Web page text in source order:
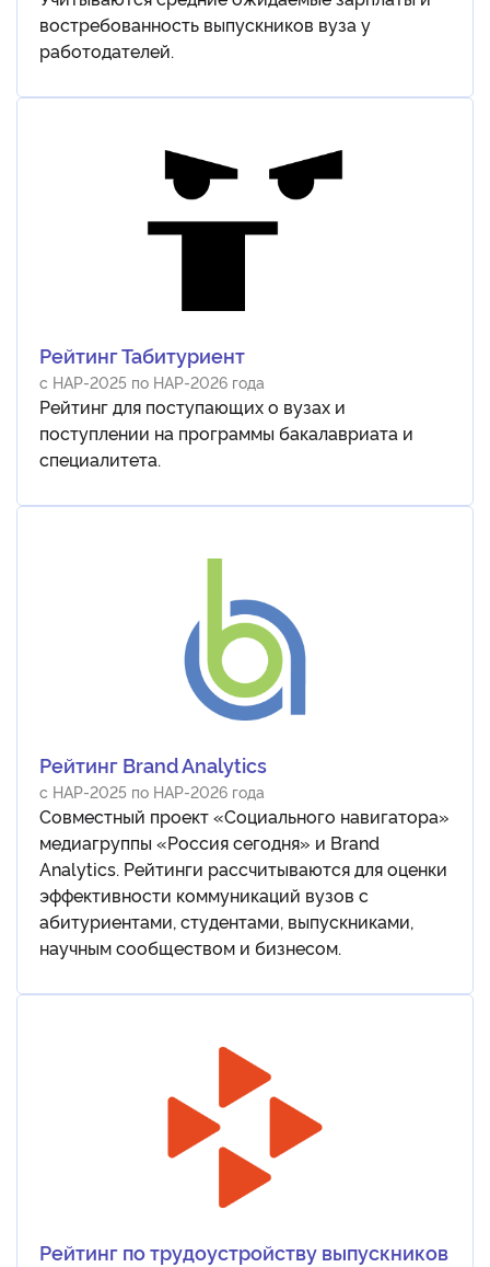
востребованность выпускников вуза у
работодателей.
Рейтинг Табитуриент
с НАР-2025 по НАР-2026 года
Рейтинг для поступающих о вузах и
поступлении на программы бакалавриата и
специалитета.
Рейтинг Brand Analytics
с НАР-2025 по НАР-2026 года
Совместный проект «Социального навигатора»
медиагруппы «Россия сегодня» и Brand
Analytics. Рейтинги рассчитываются для оценки
эффективности коммуникаций вузов с
абитуриентами, студентами, выпускниками,
научным сообществом и бизнесом.
Рейтинг по трудоустройству выпускников